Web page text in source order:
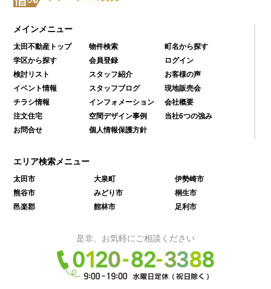
メインメニュー
太田不動産トップ 物件検索
町名から探す
学区から探す
会員登録
ログイン
検討リスト
スタッフ紹介
お客様の声
イベント情報
スタッフブログ
現地販売会
チラシ情報
インフォメーション
会社概要
注文住宅
空間デザイン事例
当社6つの強み
お問合せ
個人情報保護方針
エリア検索メニュー
太田市 大泉町
伊勢崎市
熊谷市
みどり市
桐生市
邑楽郡
館林市 足利市
是非、お気軽にご相談ください